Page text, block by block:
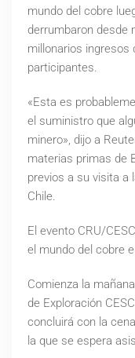
mundo del cobre
derrumbaron desde
millonarios ingresos
participantes.
«Esta es
el suministro que
minero», dijo a
materias primas de
previos a su visita a
Chile.
El evento CRU/
el mundo del cobre
Comienza la
de Exploración
concluirá con la
la que se espera